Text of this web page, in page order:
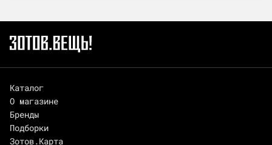
Каталог
О магазине
Бренды
Подборки
Зотов.Карта